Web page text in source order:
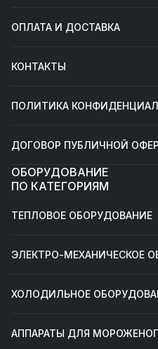
ОПЛАТА И ДОСТАВКА
КОНТАКТЫ
ПОЛИТИКА
ДОГОВОР ПУБЛИЧНОЙ
ОБОРУДОВАНИЕ
ПО КАТЕГОРИЯМ
ТЕПЛОВОЕ ОБОРУДОВАНИЕ
ЭЛЕКТРО-МЕХАНИЧЕСКОЕ
ХОЛОДИЛЬНОЕ
АППАРАТЫ ДЛЯ